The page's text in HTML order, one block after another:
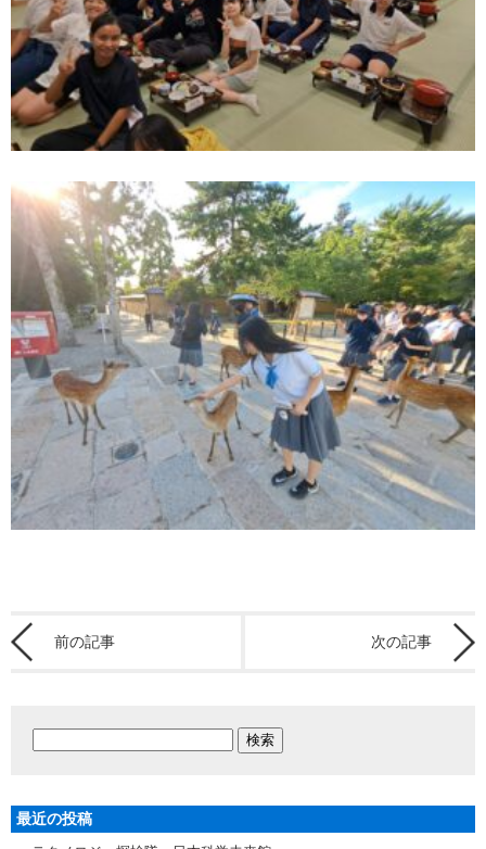
前の記事 次の記事
最近の投稿